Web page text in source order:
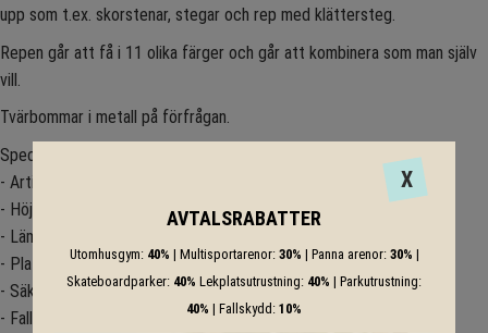
upp som t.ex. skorstenar, stegar och rep med klättersteg.
Repen går att få i 11 olika färger och går att kombinera som man själv
vill.
Tvärbommar i metall på förfrågan.
Specifikation
- Artikelnummer: 4652
- Höjd (mm): 5950
- Lämplig från ålder: 6
- Platsbehov: ø 7,70 m
- Säkerhetsområde: ø 10,20 m
- Fallskyddsarea: 81,00 m²
X
AVTALSRABATTER
Utomhusgym: 40% | Multisportarenor: 30% | Panna arenor: 30% |
Skateboardparker: 40% Lekplatsutrustning: 40% | Parkutrustning:
40% | Fallskydd: 10%